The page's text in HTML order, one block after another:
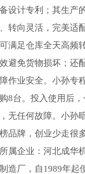
设计专利；其生产
转向灵活，完美适
满足仓库全天高频
避免货物损坏；还
作业安全。小孙专
8台。投入使用后
无任何故障。小孙
品牌，创业少走很
属企业：河北成华
造厂，自1989年起